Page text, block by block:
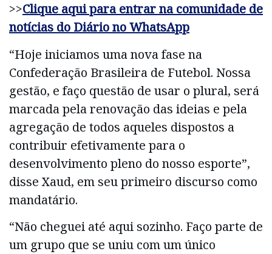
>>Clique aqui para entrar na comunidade de
notícias do Diário no WhatsApp
“Hoje iniciamos uma nova fase na
Confederação Brasileira de Futebol. Nossa
gestão, e faço questão de usar o plural, será
marcada pela renovação das ideias e pela
agregação de todos aqueles dispostos a
contribuir efetivamente para o
desenvolvimento pleno do nosso esporte”,
disse Xaud, em seu primeiro discurso como
mandatário.
“Não cheguei até aqui sozinho. Faço parte de
um grupo que se uniu com um único